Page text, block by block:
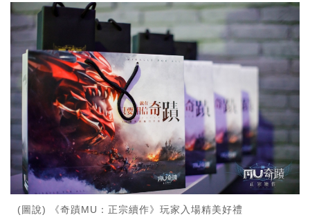
(圖說) 《奇蹟MU：正宗續作》玩家入場精美好禮